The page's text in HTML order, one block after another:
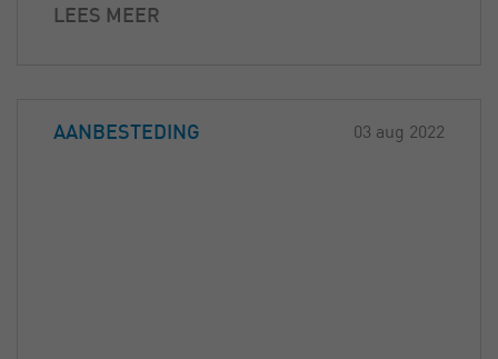
LEES MEER
AANBESTEDING 03 aug 2022